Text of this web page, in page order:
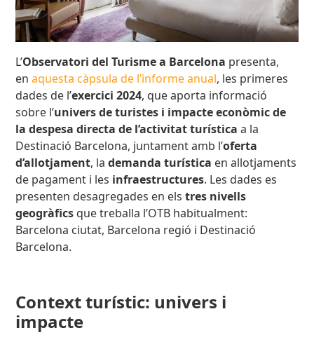
L’Observatori del Turisme a Barcelona presenta,
enaquesta càpsula de l’informe anual, les primeres
dades de l’exercici 2024, que aporta informació
sobre l’univers de turistes i impacte econòmic de
la despesa directa de l’activitat turísticaa la
Destinació Barcelona, juntament amb l’oferta
d’allotjament, lademanda turística en allotjaments
de pagament i les infraestructures. Les dades es
presenten desagregades en elstres nivells
geogràfics que treballa l’OTB habitualment:
Barcelona ciutat, Barcelona regió i Destinació
Barcelona.
Context turístic: univers i
impacte